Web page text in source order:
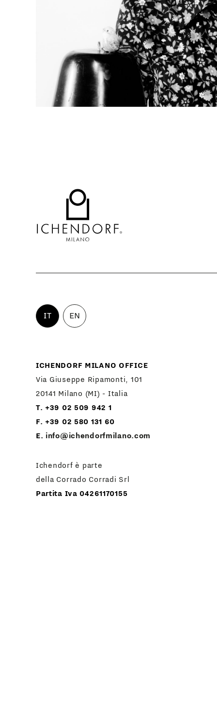
IT EN
ICHENDORF MILANO OFFICE
Via Giuseppe Ripamonti, 101
20141 Milano (MI) - Italia
T. +39 02 509 942 1
F. +39 02 580 131 60
E. info@ichendorfmilano.com
Ichendorf è parte
della Corrado Corradi Srl
Partita Iva 04261170155